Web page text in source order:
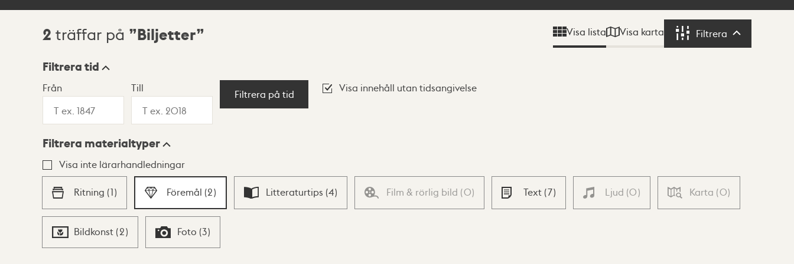
Sökresultat
2 träffar på Biljetter Visa lista Visa karta Filtrera Filtrera
Visningsläge
Lista Karta
Filtrera tid
Från Till
Filtrera på tid
Visa innehåll utan tidsangivelse
Filtrera materialtyper
Visa inte lärarhandledningar
Ritning (1) Föremål (2) Litteraturtips (4) Film & rörlig bild (0) Text (7) Ljud (0) Karta (0)
Bildkonst (2) Foto (3)